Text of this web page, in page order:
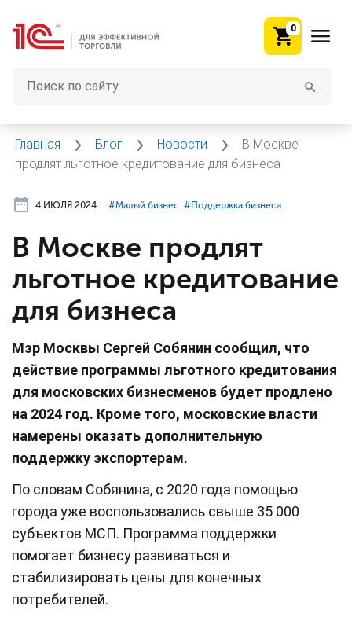
0
Главная Блог Новости
В Москве
продлят льготное кредитование для бизнеса
4 ИЮЛЯ 2024 #⁣Малый бизнес #⁣Поддержка бизнеса
В Москве продлят
льготное кредитование
для бизнеса
Мэр Москвы Сергей Собянин сообщил, что
действие программы льготного кредитования
для московских бизнесменов будет продлено
на 2024 год. Кроме того, московские власти
намерены оказать дополнительную
поддержку экспортерам.
По словам Собянина, с 2020 года помощью
города уже воспользовались свыше 35 000
субъектов МСП. Программа поддержки
помогает бизнесу развиваться и
стабилизировать цены для конечных
потребителей.